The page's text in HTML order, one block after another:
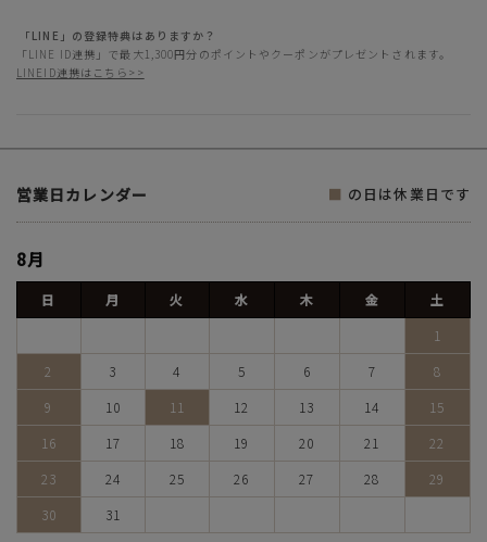
「LINE」の登録特典はありますか？
「LINE ID連携」で最大1,300円分のポイントやクーポンがプレゼントされます。
LINEID連携はこちら>>
営業日カレンダー ■ の日は休業日です
8月
日 月 火 水 木 金
土
1
2
3 4 5 6 7
8
9
10 11 12 13 14
15
16
17 18 19 20 21
22
23
24 25 26 27 28
29
30
31